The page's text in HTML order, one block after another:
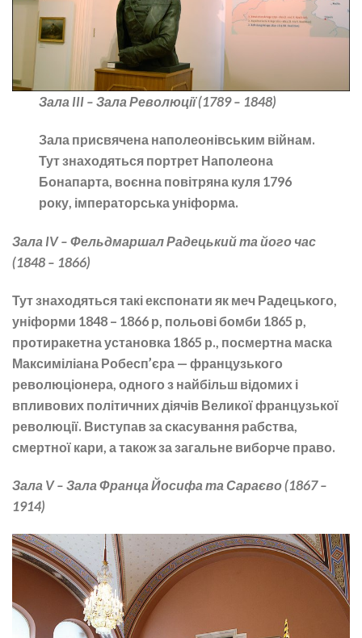
Зала III – Зала Революції (1789 – 1848)
Зала присвячена наполеонівським війнам.
Тут знаходяться портрет Наполеона
Бонапарта, воєнна повітряна куля 1796
року, імператорська уніформа.
Зала IV – Фельдмаршал Радецький та його час
(1848 – 1866)
Тут знаходяться такі експонати як меч Радецького,
уніформи 1848 – 1866 р, польові бомби 1865 р,
протиракетна установка 1865 р., посмертна маска
Максиміліана Робесп’єра — французького
революціонера, одного з найбільш відомих і
впливових політичних діячів Великої французької
революції. Виступав за скасування рабства,
смертної кари, а також за загальне виборче право.
Зала V – Зала Франца Йосифа та Сараєво (1867 –
1914)